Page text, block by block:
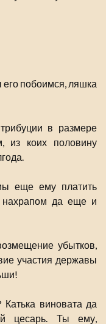
побоимся, ляшка
в размере
из коих половину
еще ему платить
да еще и
убытков,
участия державы
виновата да
цесарь. Ты ему,